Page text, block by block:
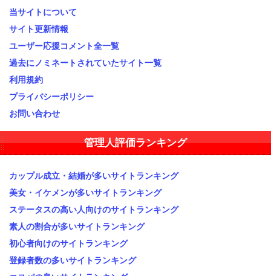
当サイトについて
サイト更新情報
ユーザー応援コメント全一覧
過去にノミネートされていたサイト一覧
利用規約
プライバシーポリシー
お問い合わせ
管理人評価ランキング
カップル成立・結婚が多いサイトランキング
美女・イケメンが多いサイトランキング
ステータスの高い人向けのサイトランキング
素人の割合が多いサイトランキング
初心者向けのサイトランキング
登録者数の多いサイトランキング